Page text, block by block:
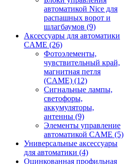
автоматикой Nice для
распашных ворот и
шлагбаумов (9)
Аксессуары для автоматики
CAME (26)
Фотоэлементы,
чувствительный край,
магнитная петля
(CAME) (12)
Сигнальные лампы,
светофоры,
аккумуляторы,
антенны (9)
Элементы управление
автоматикой CAME (5)
Универсальные аксессуары
для автоматики (4)
Оцинкованная профильная